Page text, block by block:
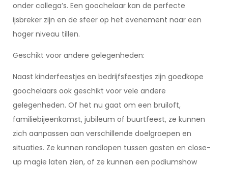
onder collega’s. Een goochelaar kan de perfecte
ijsbreker zijn en de sfeer op het evenement naar een
hoger niveau tillen.
Geschikt voor andere gelegenheden:
Naast kinderfeestjes en bedrijfsfeestjes zijn goedkope
goochelaars ook geschikt voor vele andere
gelegenheden. Of het nu gaat om een bruiloft,
familiebijeenkomst, jubileum of buurtfeest, ze kunnen
zich aanpassen aan verschillende doelgroepen en
situaties. Ze kunnen rondlopen tussen gasten en close-
up magie laten zien, of ze kunnen een podiumshow